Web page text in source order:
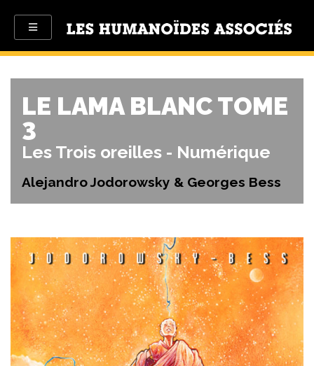
LE LAMA BLANC TOME
3
Les Trois oreilles - Numérique
Alejandro Jodorowsky & Georges Bess